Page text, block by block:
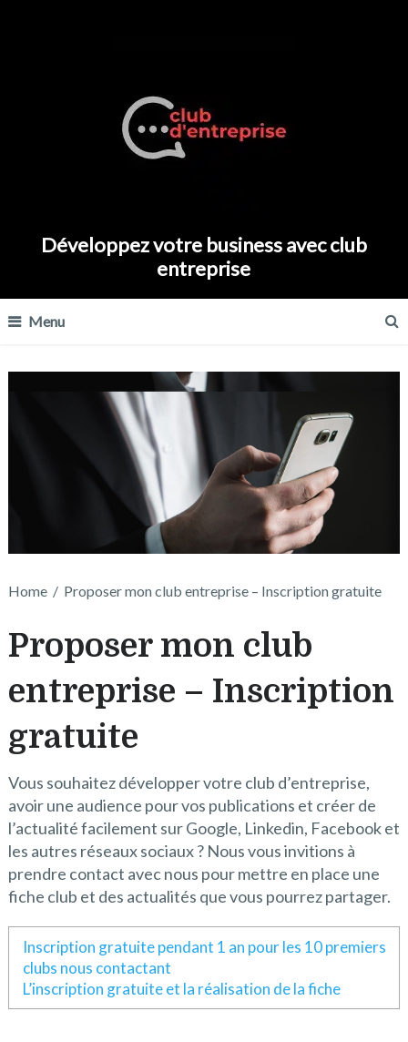
Développez votre business avec club
entreprise
Menu
Home / Proposer mon club entreprise – Inscription gratuite
Proposer mon club
entreprise – Inscription
gratuite
Vous souhaitez développer votre club d’entreprise,
avoir une audience pour vos publications et créer de
l’actualité facilement sur Google, Linkedin, Facebook et
les autres réseaux sociaux ? Nous vous invitions à
prendre contact avec nous pour mettre en place une
fiche club et des actualités que vous pourrez partager.
Inscription gratuite pendant 1 an pour les 10 premiers
clubs nous contactant
L’inscription gratuite et la réalisation de la fiche